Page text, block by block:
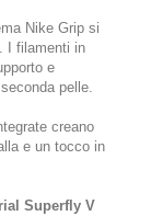
Nike Grip si
I filamenti in
e
pelle.
creano
e un tocco in
Superfly V